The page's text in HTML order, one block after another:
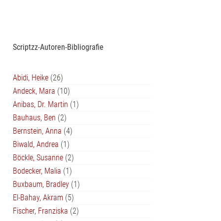
Scriptzz-Autoren-Bibliografie
Abidi, Heike (26)
Andeck, Mara (10)
Anibas, Dr. Martin (1)
Bauhaus, Ben (2)
Bernstein, Anna (4)
Biwald, Andrea (1)
Böckle, Susanne (2)
Bodecker, Malia (1)
Buxbaum, Bradley (1)
El-Bahay, Akram (5)
Fischer, Franziska (2)